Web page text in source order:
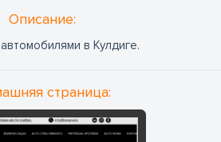
Oписание:
в Кулдиге.
страница: